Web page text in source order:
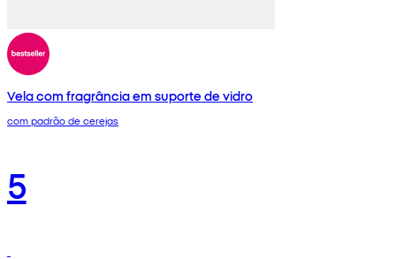
Vela com fragrância em suporte de vidro
com padrão de cerejas
5